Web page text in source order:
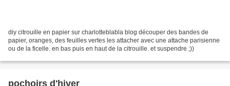
diy citrouille en papier sur charlotteblabla blog découper des bandes de
papier, oranges, des feuilles vertes les attacher avec une attache parisienne
ou de la ficelle. en bas puis en haut de la citrouille. et suspendre ;))
pochoirs d'hiver